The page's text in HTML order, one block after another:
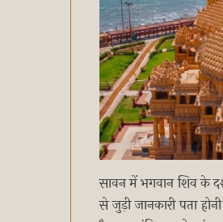
सावन में भगवान शिव के
से जुड़ी जानकारी पता